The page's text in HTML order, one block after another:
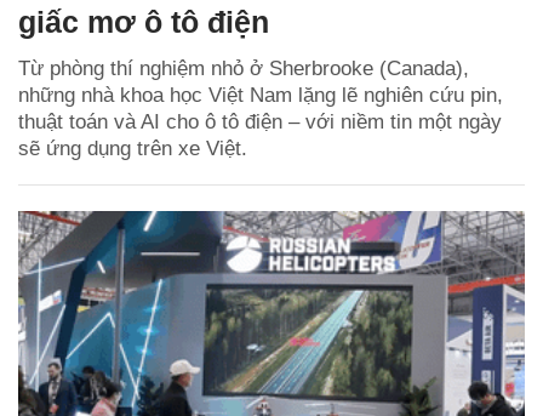
giấc mơ ô tô điện
Từ phòng thí nghiệm nhỏ ở Sherbrooke (Canada),
những nhà khoa học Việt Nam lặng lẽ nghiên cứu pin,
thuật toán và AI cho ô tô điện – với niềm tin một ngày
sẽ ứng dụng trên xe Việt.